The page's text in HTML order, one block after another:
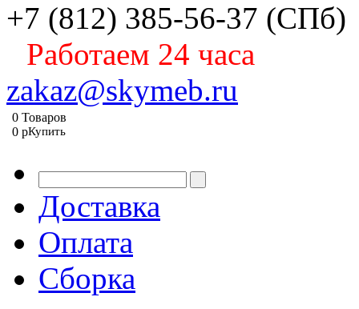
+7 (812) 385-56-37 (СПб)
Работаем 24 часа
zakaz@skymeb.ru
0 Товаров
0 pКупить
Доставка
Оплата
Сборка